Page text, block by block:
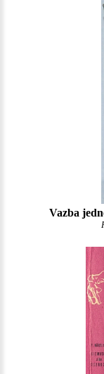
Vazba